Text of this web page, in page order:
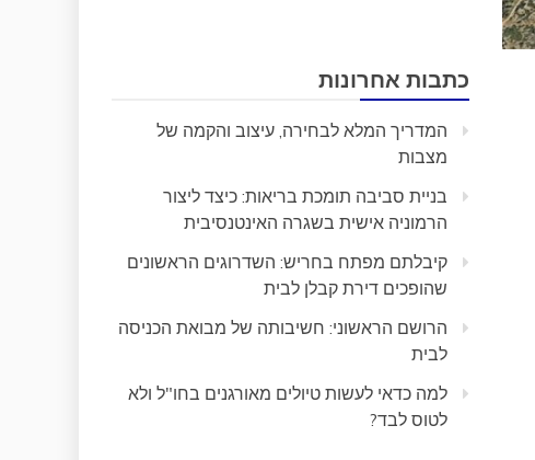
כתבות אחרונות
המדריך המלא לבחירה, עיצוב והקמה של
מצבות
בניית סביבה תומכת בריאות: כיצד ליצור
הרמוניה אישית בשגרה האינטנסיבית
קיבלתם מפתח בחריש: השדרוגים הראשונים
שהופכים דירת קבלן לבית
הרושם הראשוני: חשיבותה של מבואת הכניסה
לבית
למה כדאי לעשות טיולים מאורגנים בחו"ל ולא
לטוס לבד?